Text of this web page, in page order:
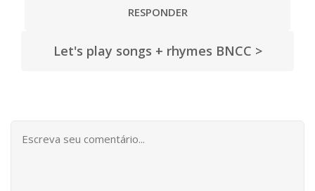
RESPONDER
Let's play songs + rhymes BNCC >